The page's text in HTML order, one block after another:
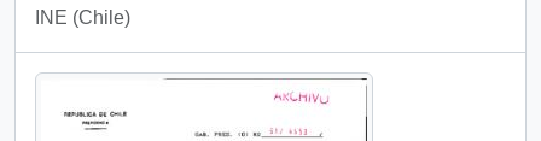
INE (Chile)